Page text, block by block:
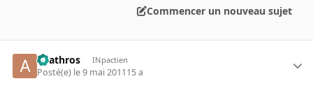
Commencer un nouveau sujet
anathros INpactien
Posté(e) le 9 mai 201115 a